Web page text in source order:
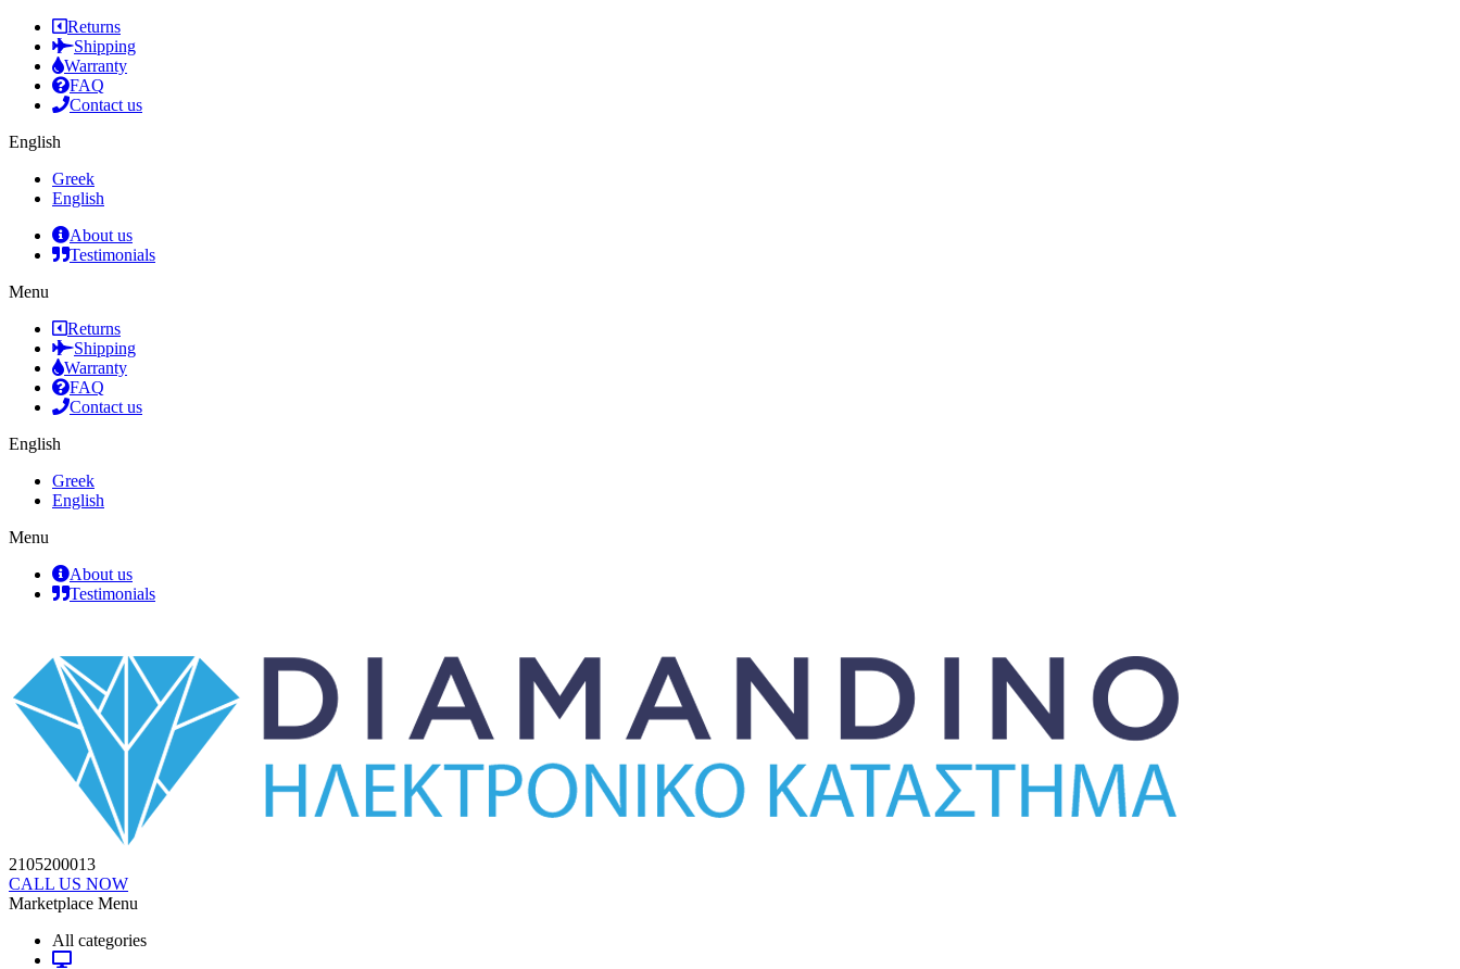
Returns
Shipping
Warranty
FAQ
Contact us
English
Greek
English
About us
Testimonials
Menu
Returns
Shipping
Warranty
FAQ
Contact us
English
Greek
English
Menu
About us
Testimonials
2105200013
CALL US NOW
Marketplace Menu
All categories